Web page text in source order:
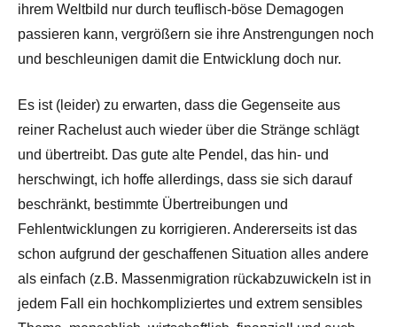
ihrem Weltbild nur durch teuflisch-böse Demagogen
passieren kann, vergrößern sie ihre Anstrengungen noch
und beschleunigen damit die Entwicklung doch nur.
Es ist (leider) zu erwarten, dass die Gegenseite aus
reiner Rachelust auch wieder über die Stränge schlägt
und übertreibt. Das gute alte Pendel, das hin- und
herschwingt, ich hoffe allerdings, dass sie sich darauf
beschränkt, bestimmte Übertreibungen und
Fehlentwicklungen zu korrigieren. Andererseits ist das
schon aufgrund der geschaffenen Situation alles andere
als einfach (z.B. Massenmigration rückabzuwickeln ist in
jedem Fall ein hochkompliziertes und extrem sensibles